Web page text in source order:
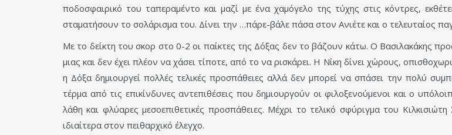
ποδοσφαιρικό του ταπεραμέντο και μαζί με ένα χαμόγελο της τύχης στις κόντρες,
σταματήσουν το σολάρισμα του. Δίνει την …πάρε-βάλε πάσα στον Ανιέτε και ο τελευταίος
Με το δείκτη του σκορ στο 0-2 οι παίκτες της Δόξας δεν το βάζουν κάτω. Ο Βασιλακάκης
μιας και δεν έχει πλέον να χάσει τίποτε, από το να ρισκάρει. Η Νίκη δίνει χώρους,
η Δόξα δημιουργεί πολλές τελικές προσπάθειες αλλά δεν μπορεί να σπάσει την πολύ
τέρμα από τις επικίνδυνες αντεπιθέσεις που δημιουργούν οι φιλοξενούμενοι και ο
λάθη και φλύαρες μεσοεπιθετικές προσπάθειες. Μέχρι το τελικό σφύριγμα του
ιδιαίτερα στον πειθαρχικό έλεγχο.